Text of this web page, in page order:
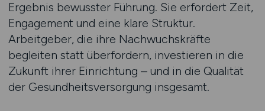
Ergebnis bewusster Führung. Sie erfordert Zeit,
Engagement und eine klare Struktur.
Arbeitgeber, die ihre Nachwuchskräfte
begleiten statt überfordern, investieren in die
Zukunft ihrer Einrichtung – und in die Qualität
der Gesundheitsversorgung insgesamt.